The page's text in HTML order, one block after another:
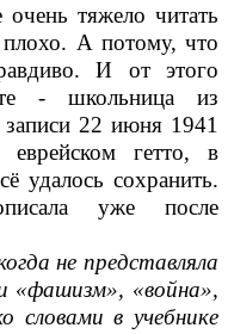
тяжело читать
А потому, что
И от этого
- школьница из
записи 22 июня 1941
гетто, в
удалось сохранить.
уже после
не представляла
«фашизм», «война»,
словами в учебнике